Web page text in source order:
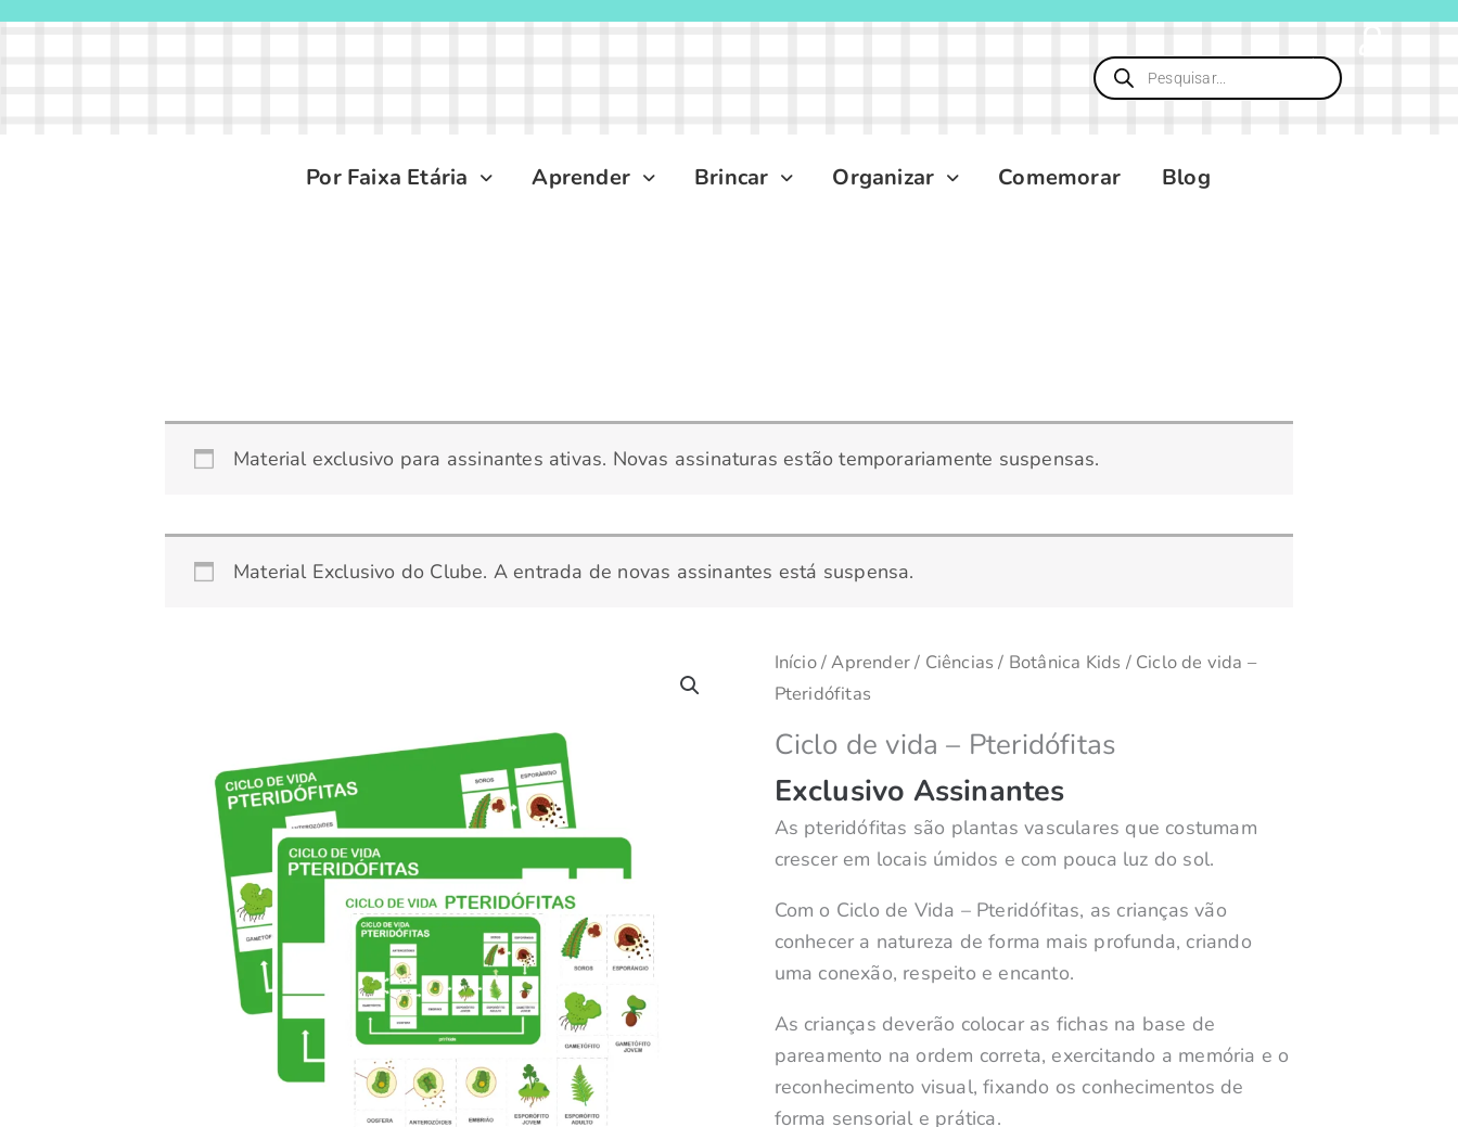
Pesquisar
produtos
Por Faixa Etária Aprender Brincar Organizar Comemorar Blog
Material exclusivo para assinantes ativas. Novas assinaturas estão temporariamente suspensas.
Material Exclusivo do Clube. A entrada de novas assinantes está suspensa.
Início/Aprender/ Ciências / Botânica Kids / Ciclo de vida –
Pteridófitas
Ciclo de vida – Pteridófitas
Exclusivo Assinantes
As pteridófitas são plantas vasculares que costumam
crescer em locais úmidos e com pouca luz do sol.
Com o Ciclo de Vida – Pteridófitas, as crianças vão
conhecer a natureza de forma mais profunda, criando
uma conexão, respeito e encanto.
As crianças deverão colocar as fichas na base de
pareamento na ordem correta, exercitando a memória e o
reconhecimento visual, fixando os conhecimentos de
forma sensorial e prática.
de
-
Pteridófitas